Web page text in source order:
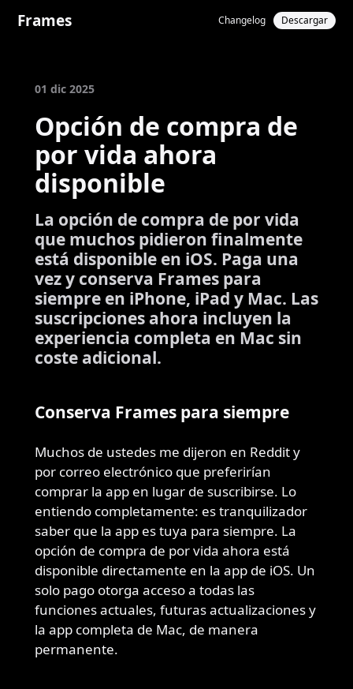
Frames Changelog Descargar
01 dic 2025
Opción de compra de
por vida ahora
disponible
La opción de compra de por vida
que muchos pidieron finalmente
está disponible en iOS. Paga una
vez y conserva Frames para
siempre en iPhone, iPad y Mac. Las
suscripciones ahora incluyen la
experiencia completa en Mac sin
coste adicional.
Conserva Frames para siempre
Muchos de ustedes me dijeron en Reddit y
por correo electrónico que preferirían
comprar la app en lugar de suscribirse. Lo
entiendo completamente: es tranquilizador
saber que la app es tuya para siempre. La
opción de compra de por vida ahora está
disponible directamente en la app de iOS. Un
solo pago otorga acceso a todas las
funciones actuales, futuras actualizaciones y
la app completa de Mac, de manera
permanente.